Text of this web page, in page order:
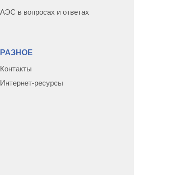
АЭС в вопросах и ответах
РАЗНОЕ
Контакты
Интернет-ресурсы